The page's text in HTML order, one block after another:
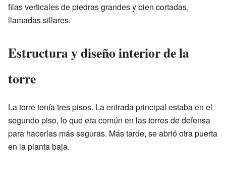
filas verticales de piedras grandes y bien cortadas,
llamadas sillares.
Estructura y diseño interior de la
torre
La torre tenía tres pisos. La entrada principal estaba en el
segundo piso, lo que era común en las torres de defensa
para hacerlas más seguras. Más tarde, se abrió otra puerta
en la planta baja.